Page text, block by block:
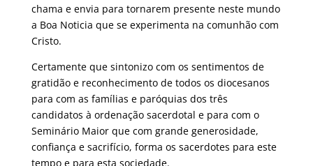
chama e envia para tornarem presente neste mundo
a Boa Noticia que se experimenta na comunhão com
Cristo.
Certamente que sintonizo com os sentimentos de
gratidão e reconhecimento de todos os diocesanos
para com as famílias e paróquias dos três
candidatos à ordenação sacerdotal e para com o
Seminário Maior que com grande generosidade,
confiança e sacrifício, forma os sacerdotes para este
tempo e para esta sociedade.